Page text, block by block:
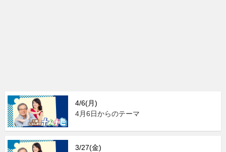
4/6(月)
4月6日からのテーマ
3/27(金)